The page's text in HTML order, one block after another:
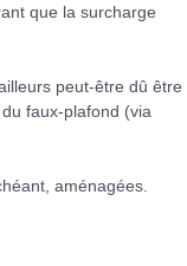
que la surcharge
peut-être dû être
faux-plafond (via
aménagées.